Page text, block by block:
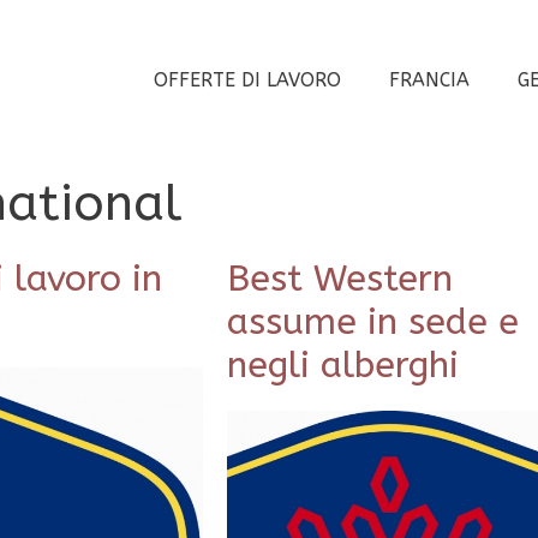
OFFERTE DI LAVORO FRANCIA
lavoro in
Best Western
assume in sede e
negli alberghi